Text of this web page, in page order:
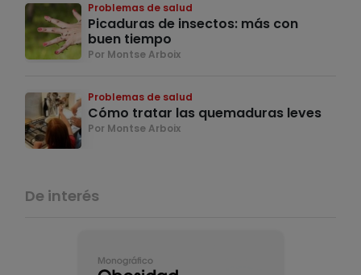
Problemas de salud
Picaduras de insectos: más con
buen tiempo
Por Montse Arboix
Problemas de salud
Cómo tratar las quemaduras leves
Por Montse Arboix
De interés